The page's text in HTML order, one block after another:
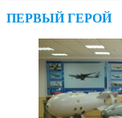
ПЕРВЫЙ ГЕРОЙ